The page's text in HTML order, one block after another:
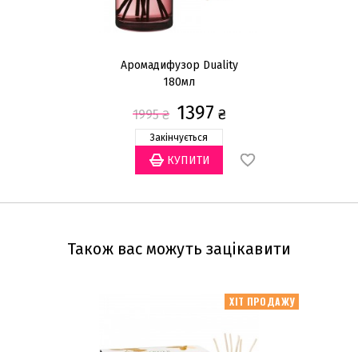
Аромадифузор Duality
180мл
1995₴ 1397 ₴
Закінчується
Також вас можуть зацікавити
ХІТ ПРОДАЖУ